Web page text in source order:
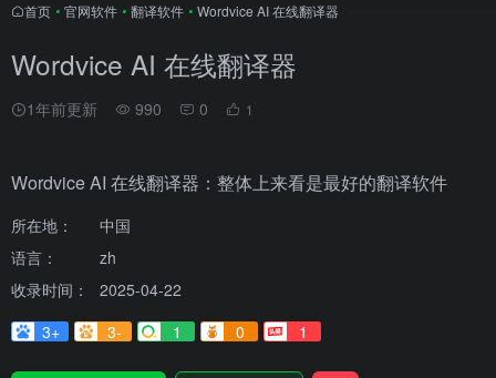
首页 • 官网软件 • 翻译软件 • Wordvice AI 在线翻译器
Wordvice AI 在线翻译器
1年前更新 990 0 1
Wordvice AI 在线翻译器：整体上来看是最好的翻译软件
所在地：
中国
语言：
zh
收录时间：
2025-04-22
3+
3- 1 0 1